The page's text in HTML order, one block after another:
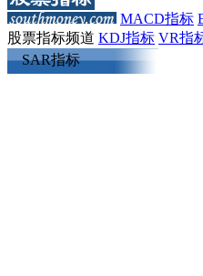
MACD指标
股票指标频道 KDJ指标 VR指
SAR指标